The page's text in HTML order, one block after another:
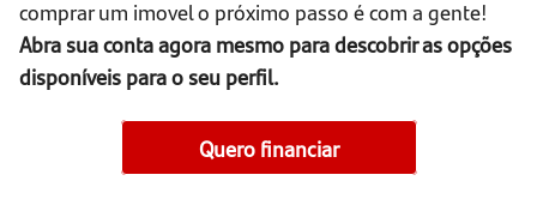
comprar um imovel o próximo passo é com a gente!
Abra sua conta agora mesmo para descobrir as opções
disponíveis para o seu perfil.
Quero financiar